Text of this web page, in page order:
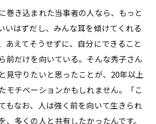
巻き込まれた当事者の人なら、もっと
いはずだし、みんな耳を傾けてくれる
あえてそうせずに、自分にできること
前だけを向いている。そんな秀子さん
見守りたいと思ったことが、20年以上
モチベーションかもしれません。「こ
もなお、人は強く前を向いて生きられ
、多くの人と共有したかったんです。